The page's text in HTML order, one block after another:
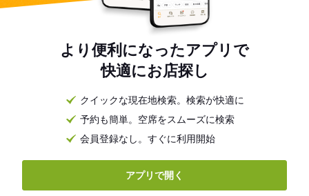
より便利になったアプリで
快適にお店探し
クイックな現在地検索。検索が快適に
予約も簡単。空席をスムーズに検索
会員登録なし。すぐに利用開始
アプリで開く